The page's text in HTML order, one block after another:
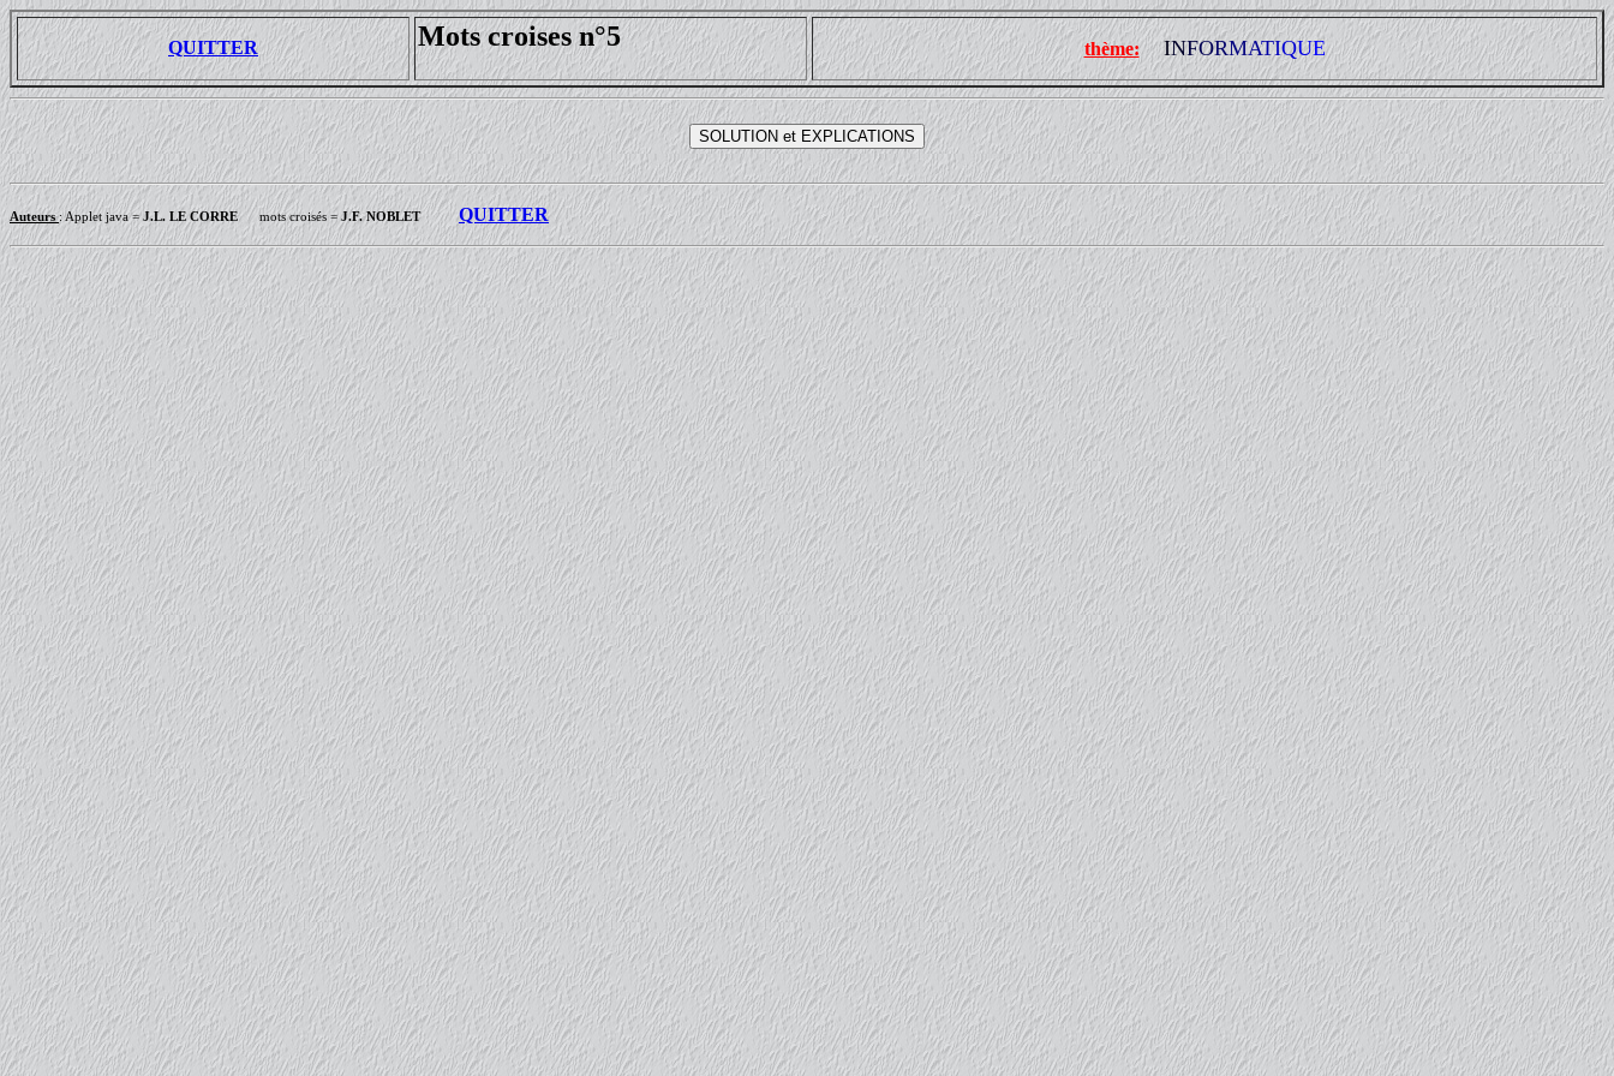
QUITTER Mots croises n°5 thème: INFORMATIQUE
Auteurs: Applet java =J.L. LE CORREmots croisés = J.F. NOBLET QUITTER